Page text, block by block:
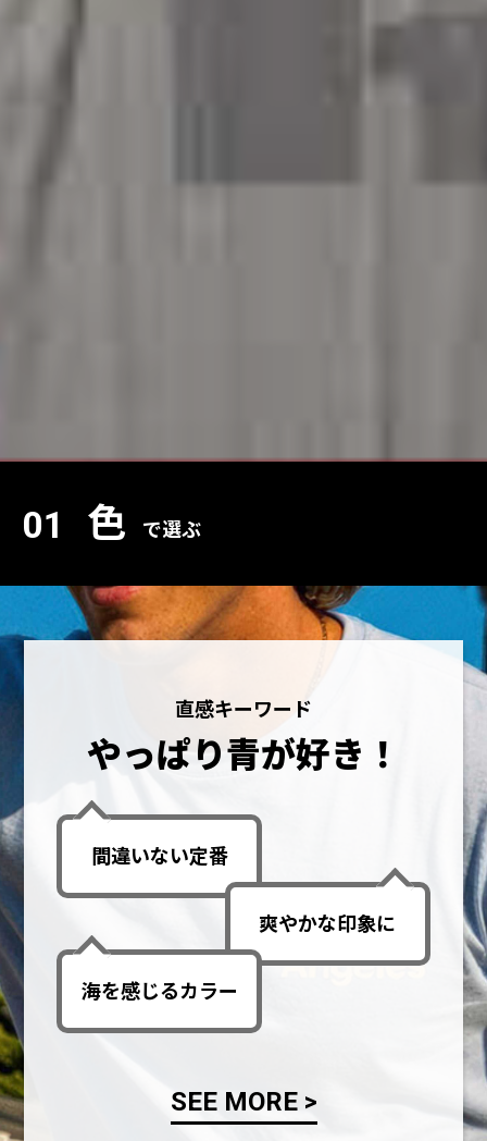
01 色 で選ぶ
直感キーワード
やっぱり青が好き！
間違いない定番
爽やかな印象に
海を感じるカラー
SEE MORE >